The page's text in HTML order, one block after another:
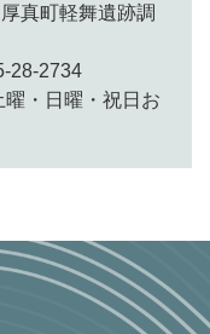
真町軽舞遺跡調
28-2734
・日曜・祝日お